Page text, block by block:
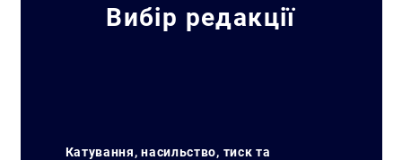
Вибір редакції
Катування, насильство, тиск та